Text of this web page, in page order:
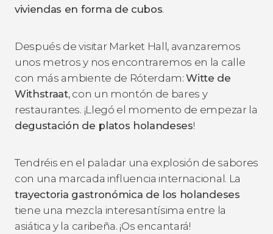
viviendas en forma de cubos.
Después de visitar Market Hall, avanzaremos
unos metros y nos encontraremos en la calle
con más ambiente de Róterdam:Witte de
Withstraat, con un montón de bares y
restaurantes. ¡Llegó el momento de empezar la
degustación de platos holandeses!
Tendréis en el paladar una explosión de sabores
con una marcada influencia internacional. La
trayectoria gastronómica de los holandeses
tiene una mezcla interesantísima entre la
asiática y la caribeña. ¡Os encantará!